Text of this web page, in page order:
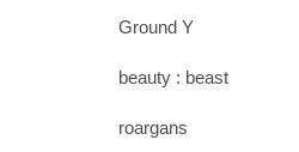
Ground Y
beauty : beast
roargans